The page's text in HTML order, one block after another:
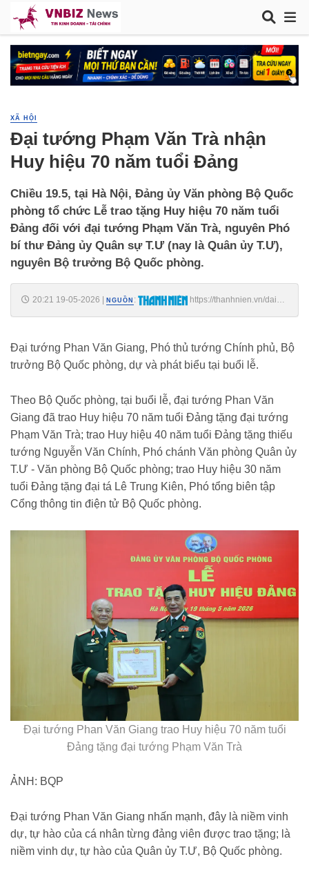
XÃ HỘI
Đại tướng Phạm Văn Trà nhận
Huy hiệu 70 năm tuổi Đảng
Chiều 19.5, tại Hà Nội, Đảng ủy Văn phòng Bộ Quốc
phòng tổ chức Lễ trao tặng Huy hiệu 70 năm tuổi
Đảng đối với đại tướng Phạm Văn Trà, nguyên Phó
bí thư Đảng ủy Quân sự T.Ư (nay là Quân ủy T.Ư),
nguyên Bộ trưởng Bộ Quốc phòng.
20:21 19-05-2026 NGUỒN :
https://thanhnien.vn/dai-
Đại tướng Phan Văn Giang, Phó thủ tướng Chính phủ, Bộ
trưởng Bộ Quốc phòng, dự và phát biểu tại buổi lễ.
Theo Bộ Quốc phòng, tại buổi lễ, đại tướng Phan Văn
Giang đã trao Huy hiệu 70 năm tuổi Đảng tặng đại tướng
Phạm Văn Trà; trao Huy hiệu 40 năm tuổi Đảng tặng thiếu
tướng Nguyễn Văn Chính, Phó chánh Văn phòng Quân ủy
T.Ư - Văn phòng Bộ Quốc phòng; trao Huy hiệu 30 năm
tuổi Đảng tặng đại tá Lê Trung Kiên, Phó tổng biên tập
Cổng thông tin điện tử Bộ Quốc phòng.
Đại tướng Phan Văn Giang trao Huy hiệu 70 năm tuổi
Đảng tặng đại tướng Phạm Văn Trà
ẢNH: BQP
Đại tướng Phan Văn Giang nhấn mạnh, đây là niềm vinh
dự, tự hào của cá nhân từng đảng viên được trao tặng; là
niềm vinh dự, tự hào của Quân ủy T.Ư, Bộ Quốc phòng.